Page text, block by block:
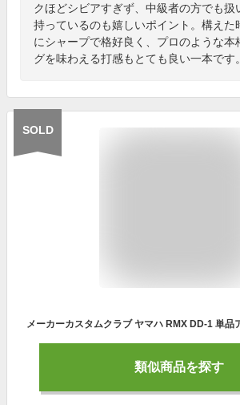
クほどシビアすぎず、中級者の方でも扱
持っているのも嬉しいポイント。構えた
にシャープで格好良く、プロのような本
グを味わえる打感もとても良い一本です。
SOLD
類似商品を探す